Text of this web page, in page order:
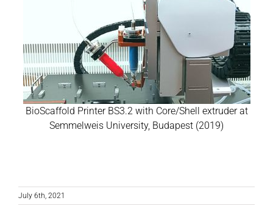
BioScaffold Printer BS3.2 with Core/Shell extruder at
Semmelweis University, Budapest (2019)
July 6th, 2021